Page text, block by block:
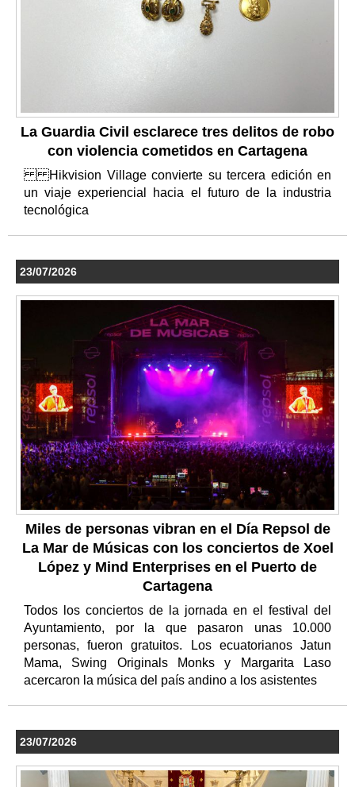
La Guardia Civil esclarece tres delitos de robo
con violencia cometidos en Cartagena
Hikvision Village convierte su tercera edición en
un viaje experiencial hacia el futuro de la industria
tecnológica
23/07/2026
Miles de personas vibran en el Día Repsol de
La Mar de Músicas con los conciertos de Xoel
López y Mind Enterprises en el Puerto de
Cartagena
Todos los conciertos de la jornada en el festival del
Ayuntamiento, por la que pasaron unas 10.000
personas, fueron gratuitos. Los ecuatorianos Jatun
Mama, Swing Originals Monks y Margarita Laso
acercaron la música del país andino a los asistentes
23/07/2026